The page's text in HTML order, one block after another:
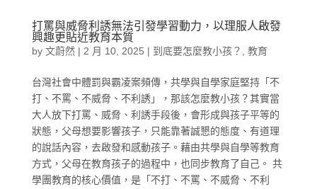
打罵與威脅利誘無法引發學習動力，以理服人啟發
興趣更貼近教育本質
by 文蔚然| 2 月 10, 2025 | 到底要怎麼教小孩？ 教育
台灣社會中體罰與霸凌案頻傳，共學與自學家庭堅持「不
打、不罵、不威脅、不利誘」，那該怎麼教小孩？其實當
大人放下打罵、威脅、利誘手段後，會形成與孩子平等的
狀態，父母想要影響孩子，只能靠著誠懇的態度、有道理
的說話內容，去啟發和感動孩子。藉由共學與自學等教育
方式，父母在教育孩子的過程中，也同步教育了自己。 共
學團教育的核心價值，是「不打、不罵、不威脅、不利